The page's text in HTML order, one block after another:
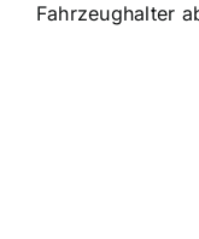
Fahrzeughalter